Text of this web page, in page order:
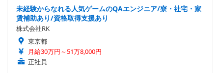
未経験からなれる人気ゲームのQAエンジニア/寮・社宅・家
賃補助あり/資格取得支援あり
株式会社RK
東京都
月給30万円～51万8,000円
正社員